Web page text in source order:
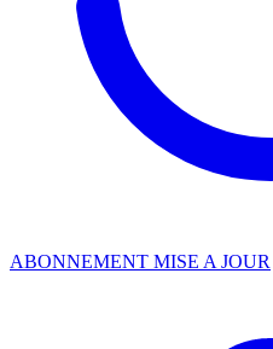
ABONNEMENT MISE A JOUR